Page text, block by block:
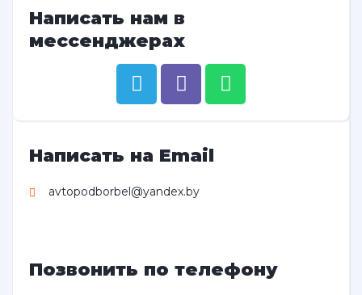
Написать нам в
мессенджерах
Написать на Email
avtopodborbel@yandex.by
Позвонить по телефону